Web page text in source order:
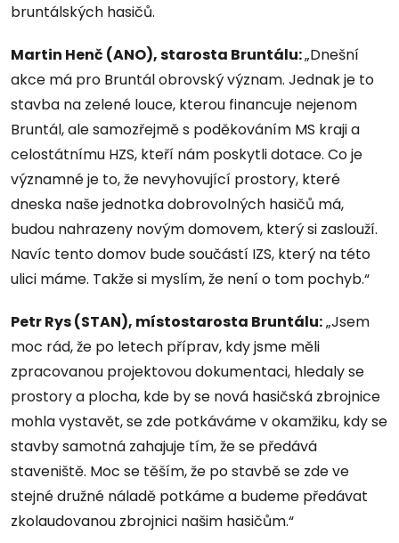
bruntálských hasičů.
Martin Henč (ANO), starosta Bruntálu:„Dnešní
akce má pro Bruntál obrovský význam. Jednak je to
stavba na zelené louce, kterou financuje nejenom
Bruntál, ale samozřejmě s poděkováním MS kraji a
celostátnímu HZS, kteří nám poskytli dotace. Co je
významné je to, že nevyhovující prostory, které
dneska naše jednotka dobrovolných hasičů má,
budou nahrazeny novým domovem, který si zaslouží.
Navíc tento domov bude součástí IZS, který na této
ulici máme. Takže si myslím, že není o tom pochyb.“
Petr Rys (STAN), místostarosta Bruntálu:„Jsem
moc rád, že po letech příprav, kdy jsme měli
zpracovanou projektovou dokumentaci, hledaly se
prostory a plocha, kde by se nová hasičská zbrojnice
mohla vystavět, se zde potkáváme v okamžiku, kdy se
stavby samotná zahajuje tím, že se předává
staveniště. Moc se těším, že po stavbě se zde ve
stejné družné náladě potkáme a budeme předávat
zkolaudovanou zbrojnici našim hasičům.“